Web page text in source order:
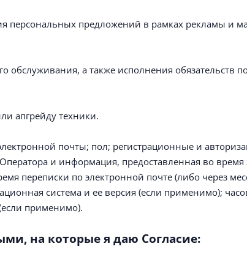
персональных предложений в рамках рекламы и
обслуживания, а также исполнения обязательств
апгрейду техники.
почты; пол; регистрационные и
и информация, предоставленная во
переписки по электронной почте (либо через
система и ее версия (если применимо);
применимо).
на которые я даю Согласие: